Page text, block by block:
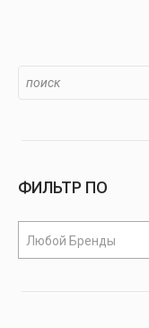
ФИЛЬТР ПО
Любой Бренды